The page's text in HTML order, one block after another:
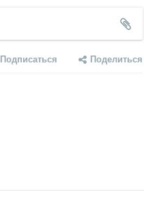
Подписаться Поделиться